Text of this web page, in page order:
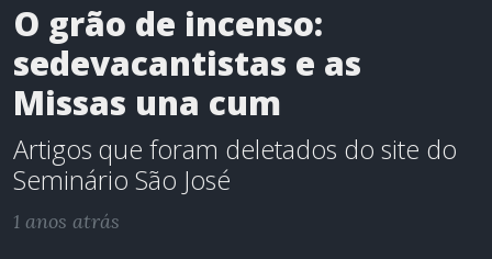
O grão de incenso:
sedevacantistas e as
Missas una cum
Artigos que foram deletados do site do
Seminário São José
1 anos atrás